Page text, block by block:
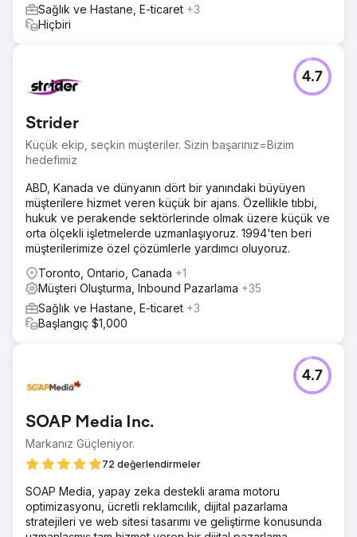
Sağlık ve Hastane, E-ticaret +3
Hiçbiri
Strider
Küçük ekip, seçkin müşteriler. Sizin başarınız=Bizim
hedefimiz
4.7
ABD, Kanada ve dünyanın dört bir yanındaki büyüyen
müşterilere hizmet veren küçük bir ajans. Özellikle tıbbi,
hukuk ve perakende sektörlerinde olmak üzere küçük ve
orta ölçekli işletmelerde uzmanlaşıyoruz. 1994'ten beri
müşterilerimize özel çözümlerle yardımcı oluyoruz.
Toronto, Ontario, Canada +1
Müşteri Oluşturma, Inbound Pazarlama +35
Sağlık ve Hastane, E-ticaret +3
Başlangıç $1,000
SOAP Media Inc.
Markanız Güçleniyor.
72 değerlendirmeler
4.7
SOAP Media, yapay zeka destekli arama motoru
optimizasyonu, ücretli reklamcılık, dijital pazarlama
stratejileri ve web sitesi tasarımı ve geliştirme konusunda